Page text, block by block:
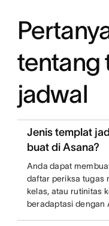
tentang
jadwal
Jenis templat
buat di Asana?
Anda dapat
daftar periksa tugas
kelas, atau rutinitas
beradaptasi dengan